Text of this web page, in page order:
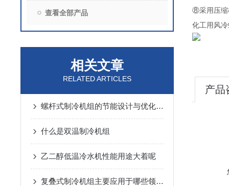
查看全部产品
相关文章
RELATED ARTICLES
螺杆式制冷机组的节能设计与优化策略
什么是双温制冷机组
乙二醇低温冷水机性能用途大着呢
复叠式制冷机组主要应用于哪些领域？
⑧采用压缩
化工用风
产品